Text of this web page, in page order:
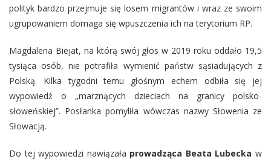
polityk bardzo przejmuje się losem migrantów i wraz ze swoim
ugrupowaniem domaga się wpuszczenia ich na terytorium RP.
Magdalena Biejat, na którą swój głos w 2019 roku oddało 19,5
tysiąca osób, nie potrafiła wymienić państw sąsiadujących z
Polską. Kilka tygodni temu głośnym echem odbiła się jej
wypowiedź o „marznących dzieciach na granicy polsko-
słoweńskiej”. Posłanka pomyliła wówczas nazwy Słowenia ze
Słowacją.
Do tej wypowiedzi nawiązała prowadząca Beata Lubeckaw